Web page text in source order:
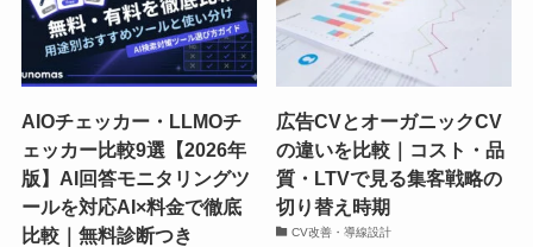
AIOチェッカー・LLMOチ
ェッカー比較9選【2026年
版】AI回答モニタリングツ
ールを対応AI×料金で徹底
比較｜無料診断つき
広告CVとオーガニックCV
の違いを比較｜コスト・品
質・LTVで見る集客戦略の
切り替え時期
CV改善・導線設計